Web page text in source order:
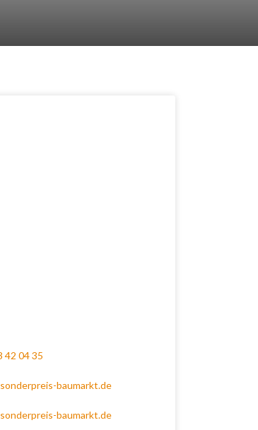
42 04 35
baumarkt.de
baumarkt.de